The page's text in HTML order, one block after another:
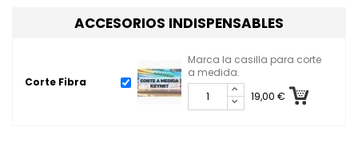
ACCESORIOS INDISPENSABLES
Corte Fibra
Marca la casilla para corte
a medida.
19,00 €